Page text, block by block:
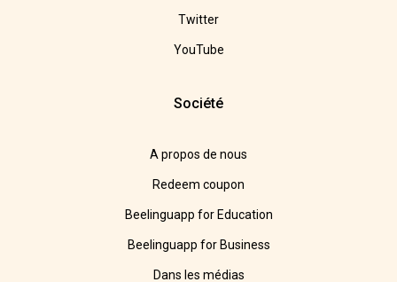
Twitter
YouTube
Société
A propos de nous
Redeem coupon
Beelinguapp for Education
Beelinguapp for Business
Dans les médias